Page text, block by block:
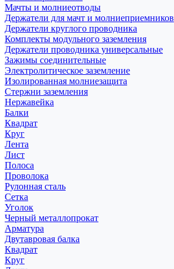
Мачты и молниеотводы
Держатели для мачт и молниеприемников
Держатели круглого проводника
Комплекты модульного заземления
Держатели проводника универсальные
Зажимы соединительные
Электролитическое заземление
Изолированная молниезащита
Стержни заземления
Нержавейка
Балки
Квадрат
Круг
Лента
Лист
Полоса
Проволока
Рулонная сталь
Сетка
Уголок
Черный металлопрокат
Арматура
Двутавровая балка
Квадрат
Круг